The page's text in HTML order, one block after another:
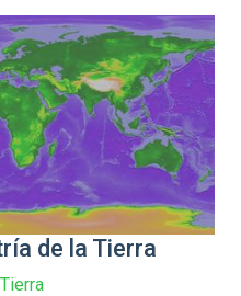
de la Tierra